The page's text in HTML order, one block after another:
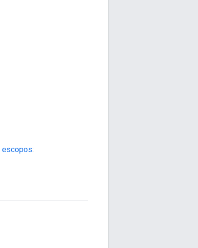
escopos: